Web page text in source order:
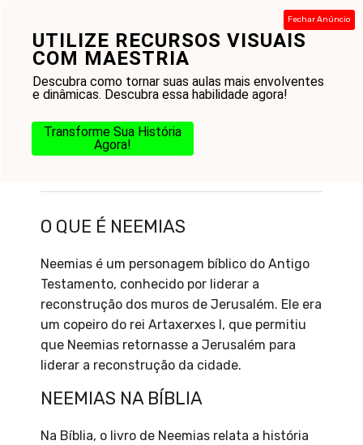
UTILIZE RECURSOS VISUAIS
COM MAESTRIA
Descubra como tornar suas aulas mais envolventes
e dinâmicas. Descubra essa habilidade agora!
Transforme Sua História
Agora!
Fechar Anúncio
conteúdo
O QUE É NEEMIAS
Neemias é um personagem bíblico do Antigo
Testamento, conhecido por liderar a
reconstrução dos muros de Jerusalém. Ele era
um copeiro do rei Artaxerxes I, que permitiu
que Neemias retornasse a Jerusalém para
liderar a reconstrução da cidade.
NEEMIAS NA BÍBLIA
Na Bíblia, o livro de Neemias relata a história